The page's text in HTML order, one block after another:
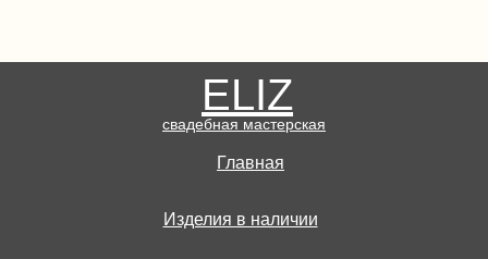
ELIZ
свадебная мастерская
Изделия в наличии
Главная